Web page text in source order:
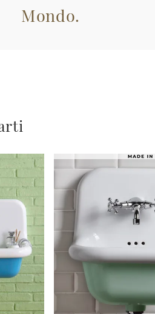
Mondo.